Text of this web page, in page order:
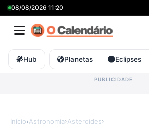
08/08/2026 11:20
Hub Planetas Eclipses
Início›Astronomia›Asteroides›